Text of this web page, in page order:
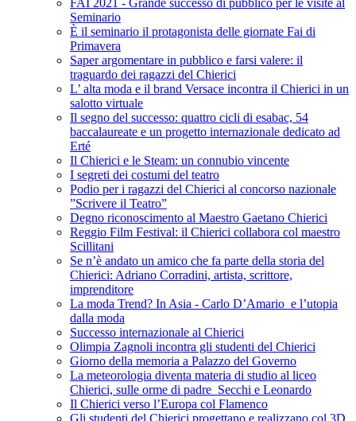
FAI 2021 - Grande successo di pubblico per le visite al
Seminario
È il seminario il protagonista delle giornate Fai di
Primavera
Saper argomentare in pubblico e farsi valere: il
traguardo dei ragazzi del Chierici
L’ alta moda e il brand Versace incontra il Chierici in un
salotto virtuale
Il segno del successo: quattro cicli di esabac, 54
baccalaureate e un progetto internazionale dedicato ad
Erté
Il Chierici e le Steam: un connubio vincente
I segreti dei costumi del teatro
Podio per i ragazzi del Chierici al concorso nazionale
”Scrivere il Teatro”
Degno riconoscimento al Maestro Gaetano Chierici
Reggio Film Festival: il Chierici collabora col maestro
Scillitani
Se n’è andato un amico che fa parte della storia del
Chierici: Adriano Corradini, artista, scrittore,
imprenditore
La moda Trend? In Asia - Carlo D’Amario e l’utopia
dalla moda
Successo internazionale al Chierici
Olimpia Zagnoli incontra gli studenti del Chierici
Giorno della memoria a Palazzo del Governo
La meteorologia diventa materia di studio al liceo
Chierici, sulle orme di padre Secchi e Leonardo
Il Chierici verso l’Europa col Flamenco